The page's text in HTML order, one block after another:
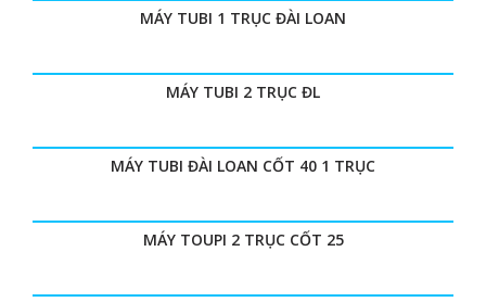
MÁY TUBI 1 TRỤC ĐÀI LOAN
MÁY TUBI 2 TRỤC ĐL
MÁY TUBI ĐÀI LOAN CỐT 40 1 TRỤC
MÁY TOUPI 2 TRỤC CỐT 25